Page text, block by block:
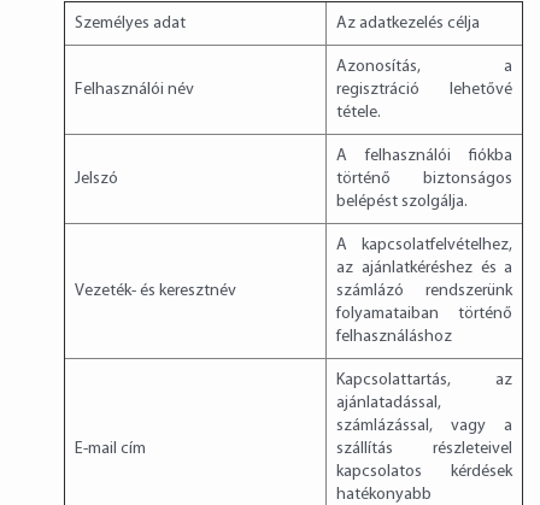
Személyes adat Az adatkezelés célja
Felhasználói név
Azonosítás, a
regisztráció lehetővé
tétele.
Jelszó
A felhasználói fiókba
történő biztonságos
belépést szolgálja.
Vezeték- és keresztnév
A kapcsolatfelvételhez,
az ajánlatkéréshez és a
számlázó rendszerünk
folyamataiban történő
felhasználáshoz
E-mail cím
Kapcsolattartás, az
ajánlatadással,
számlázással, vagy a
szállítás részleteivel
kapcsolatos kérdések
hatékonyabb